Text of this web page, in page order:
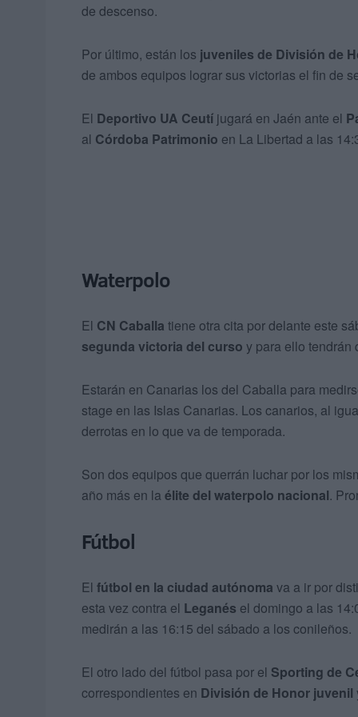
de descenso.
Por último, están los juveniles de División de
de ambos equipos lograr sus victorias el fin de
El Deportivo UA Ceutí jugará en Jaén ante el
al Córdoba Patrimonio en La Libertad a las
Waterpolo
El CN Caballa tiene otra cita por delante este
segunda victoria del curso y para ello tendrán
Estarán en Canarias los del Caballa para
stage en las Islas Canarias. Los canarios, al
derrotas en lo que va de temporada.
Son dos equipos que querrán luchar por los
año más en la élite del waterpolo nacional.
Fútbol
El fútbol en la ciudad autónoma va a ir por
esta vez contra el Leganés el domingo a las
medirán a las 16:15 del sábado a los conileños.
El otro lado del fútbol pasa por el Sporting de
correspondientes en División de Honor juvenil